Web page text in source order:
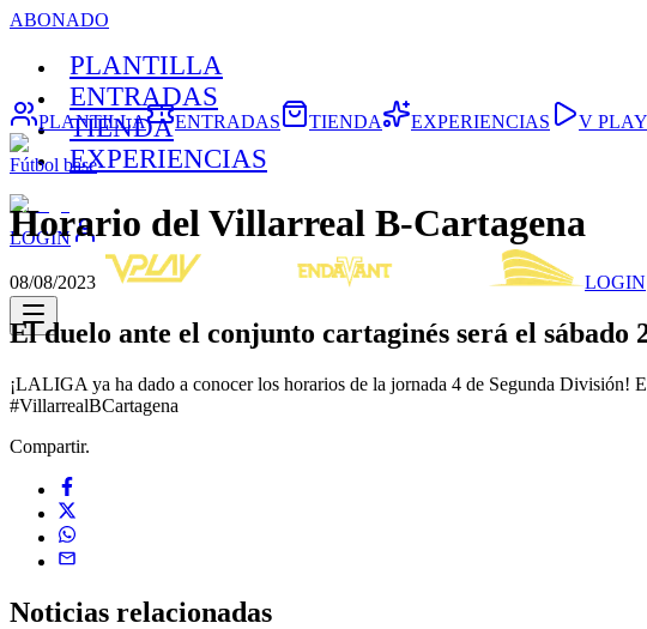
ABONADO
PLANTILLA
ENTRADAS
TIENDA
EXPERIENCIAS
LOGIN
LOGIN
PLANTILLA ENTRADAS TIENDA EXPERIENCIAS V PLAY
Fútbol base
Horario del Villarreal B-Cartagena
08/08/2023
El duelo ante el conjunto cartaginés será el sábado
¡LALIGA ya ha dado a conocer los horarios de la jornada 4 de Segunda División!
#VillarrealBCartagena
Compartir.
Noticias relacionadas